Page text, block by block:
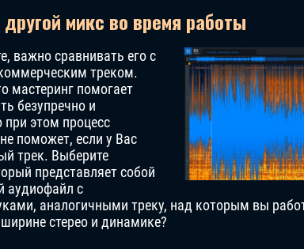
микс во время работы
важно сравнивать его с
треком.
мастеринг помогает
безупречно и
при этом процесс
поможет, если у Вас
трек. Выберите
представляет собой
аудиофайл с
аналогичными треку, над которым вы
стерео и динамике?